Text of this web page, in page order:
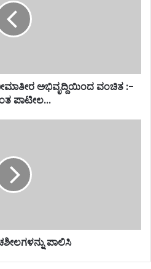
ಅಭಿವೃದ್ದಿಯಿಂದ ವಂಚಿತ :-
ಪಾಟೀಲ...
ಪಾಲಿಸಿ